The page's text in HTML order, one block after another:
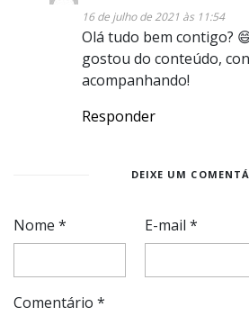
16 de julho de 2021 às 11:54
Olá tudo bem contigo?
gostou do conteúdo,
acompanhando!
Responder
DEIXE UM
Nome * E-mail*
Comentário *